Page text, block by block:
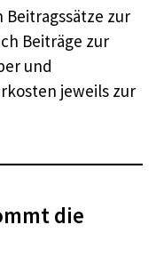
Beitragssätze zur
Beiträge zur
und
jeweils zur
die